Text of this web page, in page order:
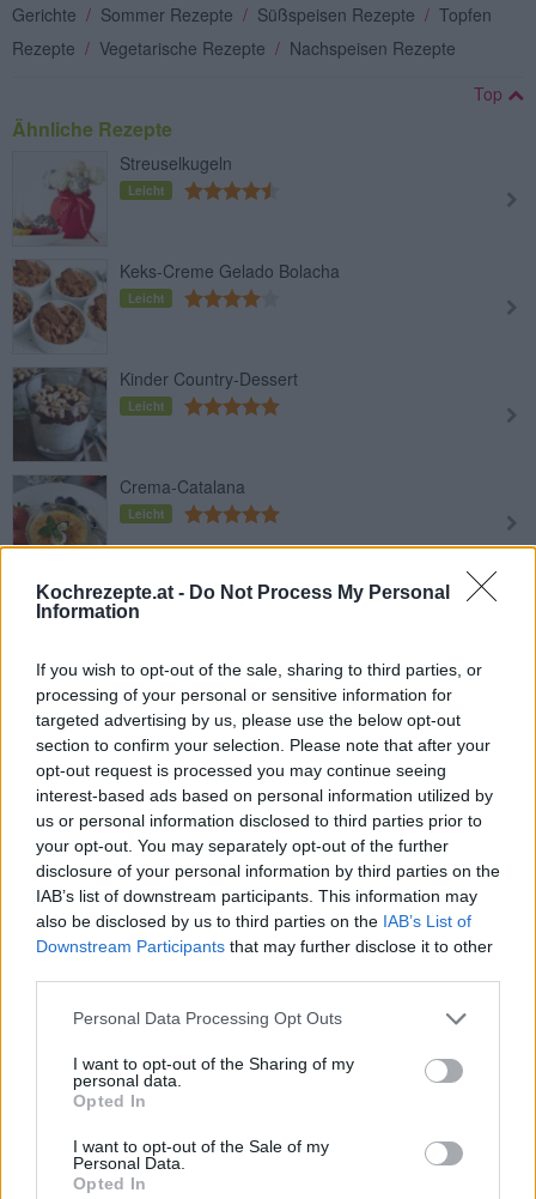
Kochrezepte.at - Do Not Process My Personal
Information
If you wish to opt-out of the sale, sharing to third parties, or
processing of your personal or sensitive information for
targeted advertising by us, please use the below opt-out
section to confirm your selection. Please note that after your
opt-out request is processed you may continue seeing
interest-based ads based on personal information utilized by
us or personal information disclosed to third parties prior to
your opt-out. You may separately opt-out of the further
disclosure of your personal information by third parties on the
IAB’s list of downstream participants. This information may
also be disclosed by us to third parties on the IAB’s List of
Downstream Participants that may further disclose it to other
Personal Data Processing Opt Outs
I want to opt-out of the Sharing of my
personal data.
Opted In
I want to opt-out of the Sale of my
Personal Data.
Opted In
Gerichte / Sommer Rezepte / Süßspeisen Rezepte / Topfen
Rezepte / Vegetarische Rezepte / Nachspeisen Rezepte
Top
Ähnliche Rezepte
Streuselkugeln
Leicht
Keks-Creme Gelado Bolacha
Leicht
Kinder Country-Dessert
Leicht
Crema-Catalana
Leicht
Eclair-Dessert
Leicht
Winter-Dessert
Leicht
Toffifee-Dessert
Leicht
Sektcreme
Mittel
Kastanien-Rum-Mousse
Leicht